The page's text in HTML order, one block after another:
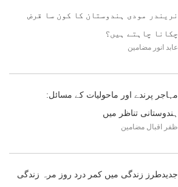
نریندر مودی ہندوستان کا کون سا قرض
چکانا چاہتے ہیں؟
عابد انور مضامین
مہاجر پرندے اور ماحولیات کے مسائل:
ہندوستانی تناظر میں
ظفر اقبال مضامین
جدیدطرز زندگی میں کمر درد روز مرہ زندگی